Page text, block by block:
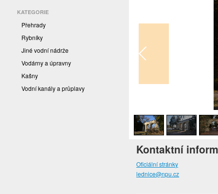
KATEGORIE
Přehrady
Rybníky
Jiné vodní nádrže
Vodárny a úpravny
Kašny
Vodní kanály a průplavy
Kontaktní
Oficiální stránky
lednice@npu.cz